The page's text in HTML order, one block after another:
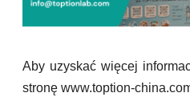
Aby uzyskać więcej
stronę www.toption-